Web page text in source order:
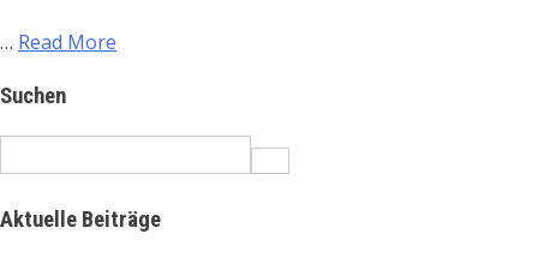
… Read More
Suchen
for:
Aktuelle Beiträge